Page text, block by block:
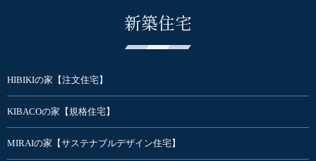
新築住宅
HIBIKIの家【注文住宅】
KIBACOの家【規格住宅】
MIRAIの家【サステナブルデザイン住宅】